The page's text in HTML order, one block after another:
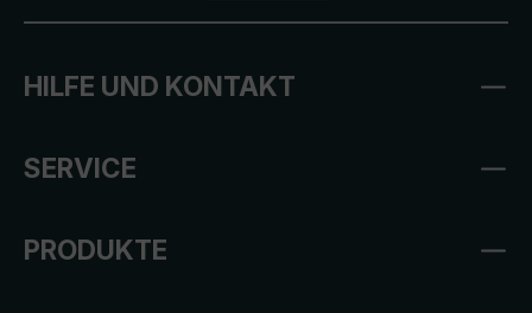
HILFE UND KONTAKT
SERVICE
PRODUKTE